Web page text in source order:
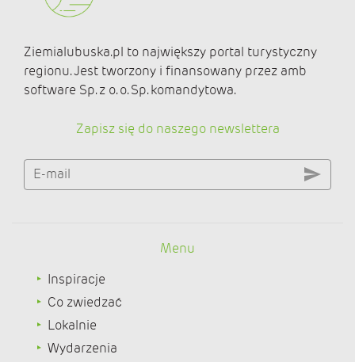
Ziemialubuska.pl to największy portal turystyczny
regionu. Jest tworzony i finansowany przez amb
software Sp. z o. o. Sp. komandytowa.
Zapisz się do naszego newslettera
E-mail
Menu
Inspiracje
Co zwiedzać
Lokalnie
Wydarzenia